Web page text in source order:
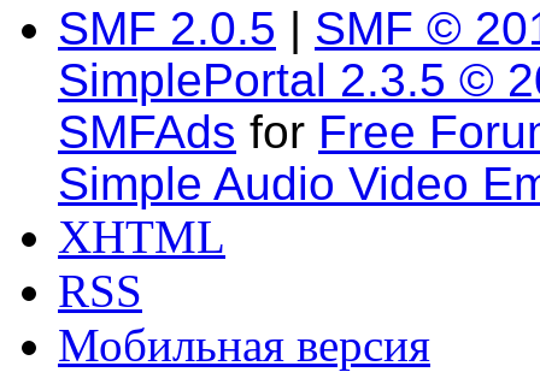
SMF 2.0.5 | SMF ©
SimplePortal 2.3.5 ©
SMFAds for Free
Simple Audio Video
XHTML
RSS
Мобильная версия